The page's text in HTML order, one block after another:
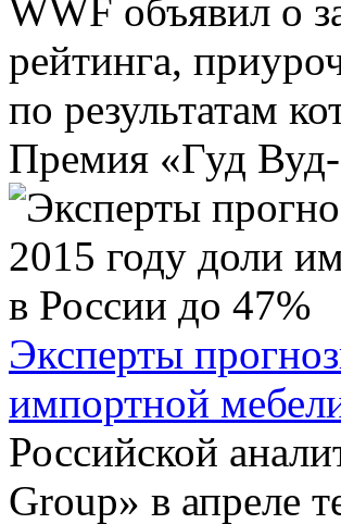
WWF объявил о
рейтинга,
по результатам
Премия «Гуд
Эксперты
импортной
Российской
Group» в апреле